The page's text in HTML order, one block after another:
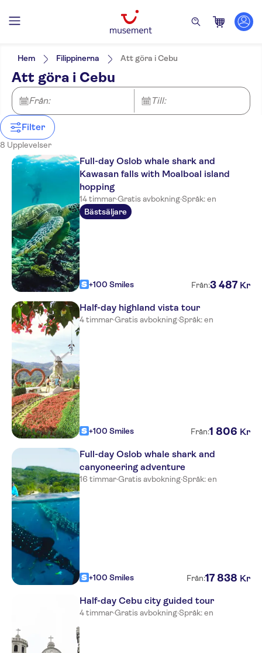
Filters
Cebu City
Mactan Resorts
NO-PICKUP
Alternativ
Gratis avbokning
Omedelbar bekräftelse
Guidad rundtur
Måltid ingår
Lokal prägel
Liten grupp
Aktiviteter
Hop-on Hop-off
Kultur & historia
traditioner
Språk på utflykten
Hem Filippinerna Att göra i Cebu
Att göra i Cebu
Från: Till:
Filter
8 Upplevelser
Full-day Oslob whale shark and
Kawasan falls with Moalboal island
hopping
14 timmar·Gratis avbokning·Språk: en
Bästsäljare
+100 Smiles Från:3 487 Kr
Half-day highland vista tour
4 timmar·Gratis avbokning·Språk: en
+100 Smiles Från:1 806 Kr
Full-day Oslob whale shark and
canyoneering adventure
16 timmar·Gratis avbokning·Språk: en
+100 Smiles Från:17 838 Kr
Half-day Cebu city guided tour
4 timmar·Gratis avbokning·Språk: en